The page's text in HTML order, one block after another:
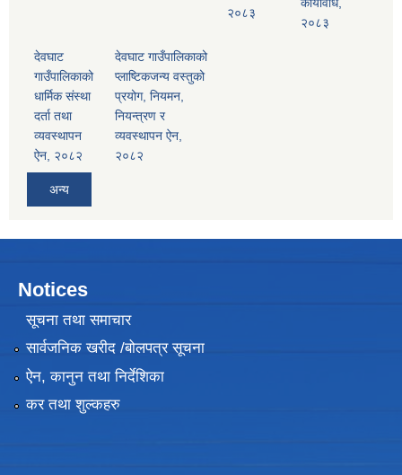
२०८३
कार्यविधि,
२०८३
देवघाट
गाउँपालिकाको
धार्मिक संस्था
दर्ता तथा
व्यवस्थापन
ऐन, २०८२
देवघाट गाउँपालिकाको
प्लाष्टिकजन्य वस्तुको
प्रयोग, नियमन,
नियन्त्रण र
व्यवस्थापन ऐन,
२०८२
अन्य
Notices
सूचना तथा समाचार
सार्वजनिक खरीद /बोलपत्र सूचना
ऐन, कानुन तथा निर्देशिका
कर तथा शुल्कहरु